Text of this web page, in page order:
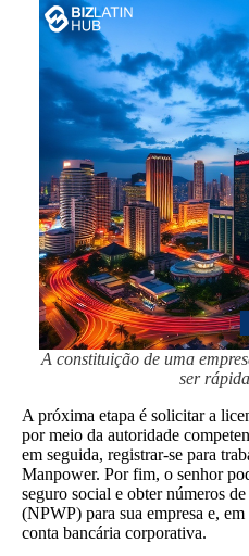
A constituição de uma
ser rápida
A próxima etapa é solicitar a
por meio da autoridade
em seguida, registrar-se para
Manpower. Por fim, o senhor
seguro social e obter números
(NPWP) para sua empresa e,
conta bancária corporativa.